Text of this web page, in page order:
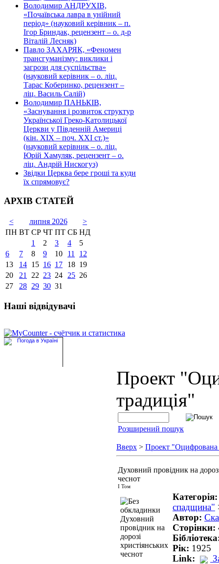
Володимир АНДРУХІВ,
«Почаївська лавра в унійний
період» (науковий керівник – п.
Ігор Бриндак, рецензент – о. д-р
Віталій Лесняк)
Павло ЗАХАРЯК, «Феномен
трансгуманізму: виклики і
загрози для суспільства»
(науковий керівник – о. ліц.
Тарас Коберинко, рецензент –
ліц. Василь Салій)
Володимир ПАНЬКІВ,
«Заснування і розвиток структур
Української Греко-Католицької
Церкви у Південній Америці
(кін. ХІХ – поч. ХХІ ст.)»
(науковий керівник – о. ліц.
Юрій Хамуляк, рецензент – о.
ліц. Андрій Нискогуз)
Звідки Церква бере гроші та куди
їх спрямовує?
АРХІВ СТАТЕЙ
< липня 2026
>
ПН ВТ СР ЧТ ПТ СБ НД
1
2 3 4
5
6
7 8 9 10 11
12
13
14 15 16 17 18 19
20
21 22 23 24 25 26
27
28 29 30 31
Наші відвідувачі
Проект
традиція"
Розширений пошук
Вверх > Проект
Духовний провідник на
чеснот
І Том
спадщина"
Автор:
Сторінки:
Рік: 1925
Link: